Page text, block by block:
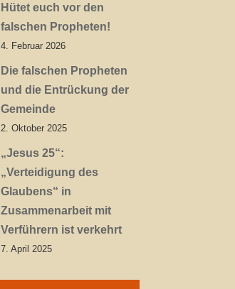
Hütet euch vor den
falschen Propheten!
4. Februar 2026
Die falschen Propheten
und die Entrückung der
Gemeinde
2. Oktober 2025
„Jesus 25“:
„Verteidigung des
Glaubens“ in
Zusammenarbeit mit
Verführern ist verkehrt
7. April 2025